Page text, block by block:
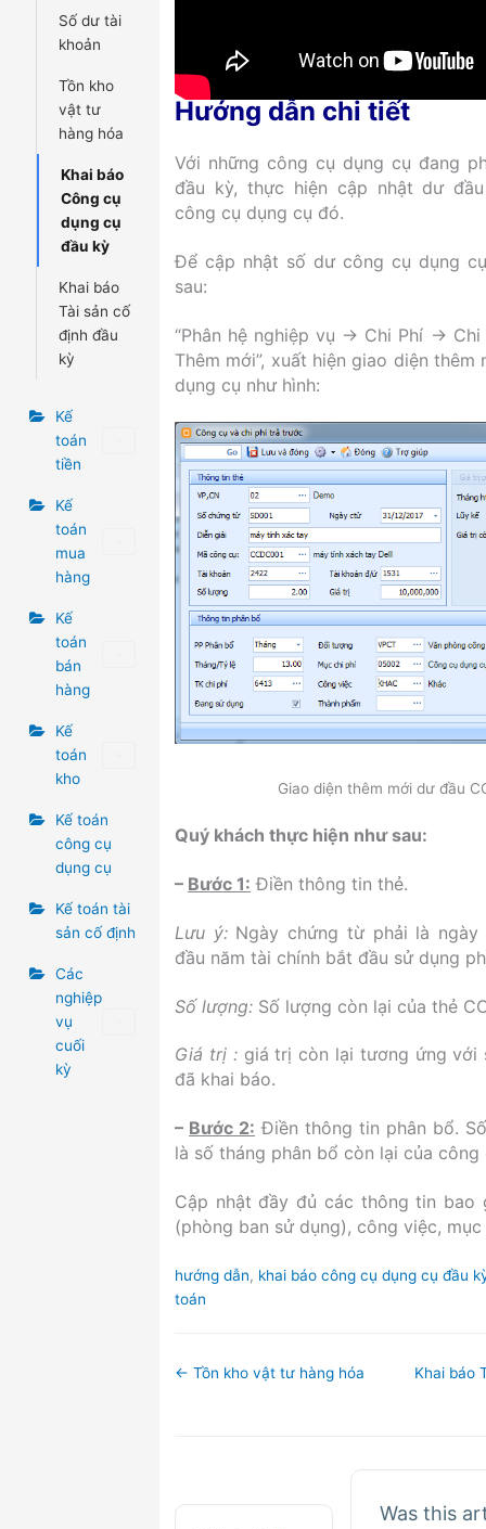
Số dư tài
khoản
Tồn kho
vật tư
hàng hóa
Khai báo
Công cụ
dụng cụ
đầu kỳ
Khai báo
Tài sản cố
định đầu
kỳ
Kế
toán
tiền
Kế
toán
mua
hàng
Kế
toán
bán
hàng
Kế
toán
kho
Kế toán
công cụ
dụng cụ
Kế toán tài
sản cố định
Các
nghiệp
vụ
cuối
kỳ
Hướng dẫn chi tiết
Với những công cụ dụng cụ đang
đầu kỳ, thực hiện cập nhật dư
công cụ dụng cụ đó.
Để cập nhật số dư công cụ dụng
sau:
“Phân hệ nghiệp vụ → Chi Phí →
Thêm mới”, xuất hiện giao diện
dụng cụ như hình:
Giao diện thêm mới dư đầu
Quý khách thực hiện như sau:
– Bước 1: Điền thông tin thẻ.
Lưu ý:Ngày chứng từ phải là ngày
đầu năm tài chính bắt đầu sử dụng
Số lượng: Số lượng còn lại của thẻ
Giá trị :giá trị còn lại tương ứng với
đã khai báo.
– Bước 2: Điền thông tin phân bổ.
là số tháng phân bổ còn lại của công
Cập nhật đầy đủ các thông tin bao
(phòng ban sử dụng), công việc,
Tags
hướng dẫn, khai báo công cụ dụng cụ đầu
toán
Doc
← Tồn kho vật tư hàng hóa Khai báo
Was this